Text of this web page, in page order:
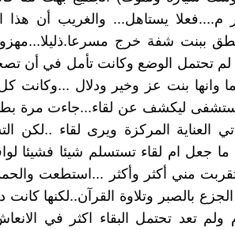
م....فعلا يستاهل... والغريب أن
ببنت شفة خرج
تحتمل الوضع وكانت تأمل في أن تصحو
وانها بنت عز وخير ودلال
ليكشف عن لقاء...جاءت مرة
العناية المركزة ويرى لقاء ..لكن
ما جعل ام لقاء تستسلم شيئا فشيئا
مني أكثر وأكثر ...استطعت والحمد
بالصبر وتلاوة القرآن..لكنها كانت
ولم تعد تحتمل البقاء اكثر في